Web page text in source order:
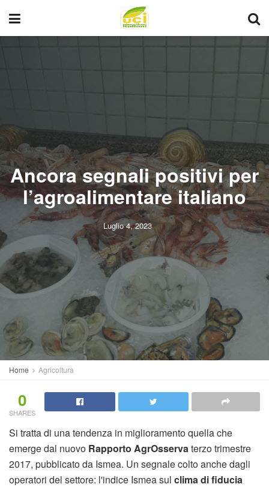
Ancora segnali positivi per
l’agroalimentare italiano
Luglio 4, 2023
Home Agricoltura
0
SHARES
Si tratta di una tendenza in miglioramento quella che
emerge dal nuovo Rapporto AgrOsservaterzo trimestre
2017, pubblicato da Ismea. Un segnale colto anche dagli
operatori del settore: l'indice Ismea sul clima di fiducia